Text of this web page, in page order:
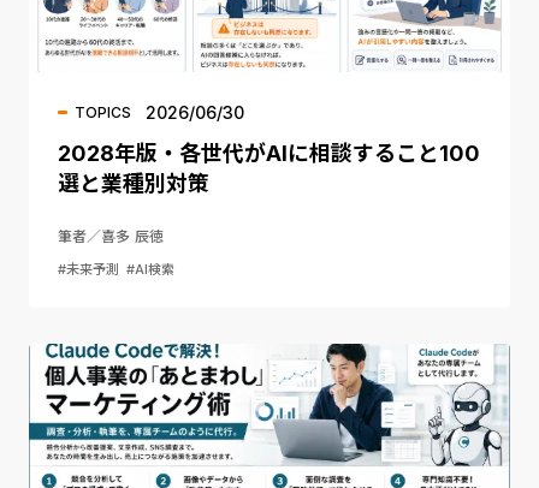
TOPICS 2026/06/30
2028年版・各世代がAIに相談すること100
選と業種別対策
筆者／喜多 辰徳
#未来予測 #AI検索